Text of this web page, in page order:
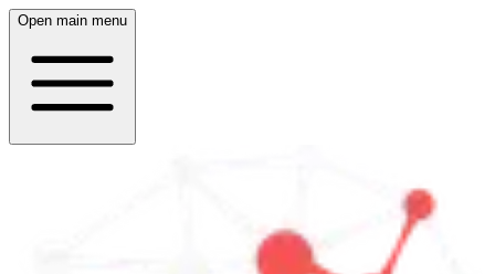
Open main menu